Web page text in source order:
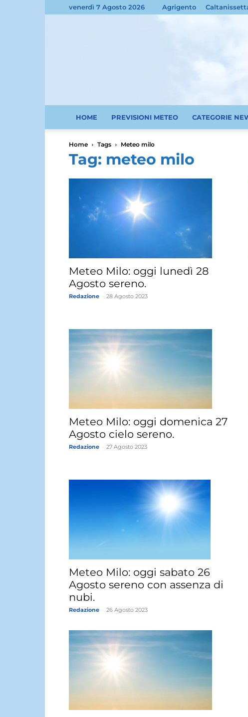
venerdì 7 Agosto 2026 Agrigento
HOME PREVISIONI METEO CATEGORIE
Home Tags Meteo milo
Tag: meteo milo
Meteo Milo: oggi lunedì 28
Agosto sereno.
Redazione 28 Agosto 2023
Meteo Milo: oggi domenica 27
Agosto cielo sereno.
Redazione 27 Agosto 2023
Meteo Milo: oggi sabato 26
Agosto sereno con assenza di
nubi.
Redazione 26 Agosto 2023